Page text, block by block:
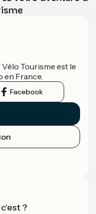
Tourisme est le
en France.
Facebook
?